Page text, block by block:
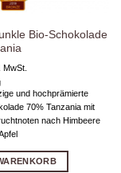
Bio-Schokolade
MwSt.
und hochprämierte
70% Tanzania mit
nach Himbeere